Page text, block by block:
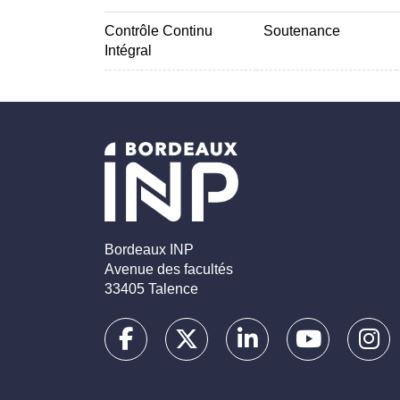
Contrôle Continu
Intégral
Soutenance
Bordeaux INP
Avenue des facultés
33405 Talence